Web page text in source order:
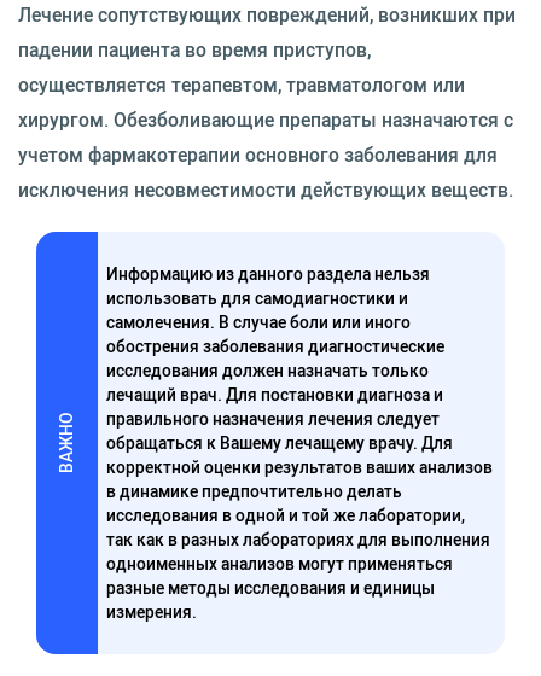
Лечение сопутствующих повреждений, возникших при
падении пациента во время приступов,
осуществляется терапевтом, травматологом или
хирургом. Обезболивающие препараты назначаются с
учетом фармакотерапии основного заболевания для
исключения несовместимости действующих веществ.
ВАЖНО
Информацию из данного раздела нельзя
использовать для самодиагностики и
самолечения. В случае боли или иного
обострения заболевания диагностические
исследования должен назначать только
лечащий врач. Для постановки диагноза и
правильного назначения лечения следует
обращаться к Вашему лечащему врачу. Для
корректной оценки результатов ваших анализов
в динамике предпочтительно делать
исследования в одной и той же лаборатории,
так как в разных лабораториях для выполнения
одноименных анализов могут применяться
разные методы исследования и единицы
измерения.